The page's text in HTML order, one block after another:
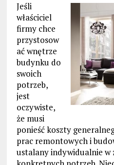
Jeśli
właściciel
firmy chce
przystosow
ać wnętrze
budynku do
swoich
potrzeb,
jest
oczywiste,
że musi
ponieść koszty
prac remontowych i
ustalany indywidualnie w